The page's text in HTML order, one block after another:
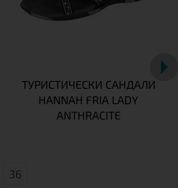
ТУРИСТИЧЕСКИ САНДАЛИ
HANNAH FRIA LADY
ANTHRACITE
36